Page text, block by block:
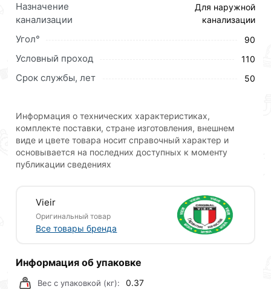
Для приобретения данной позиции, кликните
кнопку
. Также можете оформить
заказ позвонив по контактам указанным на сайте.
Условия доставки и цены на товар ПВХ Рыжий отвод
Наши профессиональные менеджеры обработают
заказ и свяжутся с Вами для согласования условий
доставки или самовывоза.Перед оформлением
Данний товар от производителя
сертифицирован,
соответствует всем стандартам качества. Возврат
Назначение
канализации
Для наружной
канализации
Угол° 90
Условный проход 110
Срок службы, лет 50
Информация о технических характеристиках,
комплекте поставки, стране изготовления, внешнем
виде и цвете товара носит справочный характер и
основывается на последних доступных к моменту
публикации сведениях
Vieir
Оригинальный товар
Все товары бренда
Информация об упаковке
Вес с упаковкой (кг): 0.37